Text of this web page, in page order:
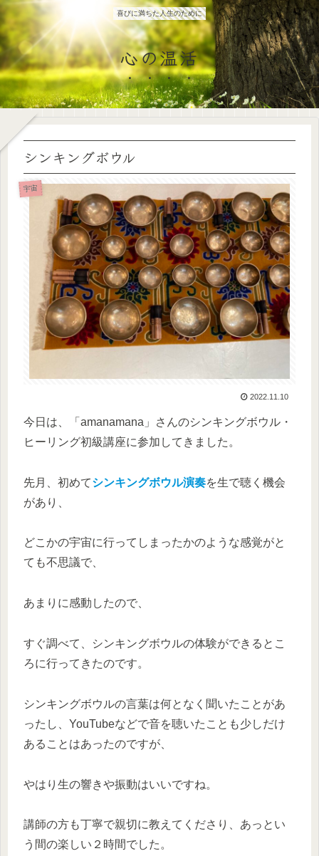
喜びに満ちた人生のために
心の温活
シンキングボウル
宇宙
2022.11.10
今日は、「amanamana」さんのシンキングボウル・
ヒーリング初級講座に参加してきました。
先月、初めてシンキングボウル演奏を生で聴く機会
があり、
どこかの宇宙に行ってしまったかのような感覚がと
ても不思議で、
あまりに感動したので、
すぐ調べて、シンキングボウルの体験ができるとこ
ろに行ってきたのです。
シンキングボウルの言葉は何となく聞いたことがあ
ったし、YouTubeなどで音を聴いたことも少しだけ
あることはあったのですが、
やはり生の響きや振動はいいですね。
講師の方も丁寧で親切に教えてくださり、あっとい
う間の楽しい２時間でした。